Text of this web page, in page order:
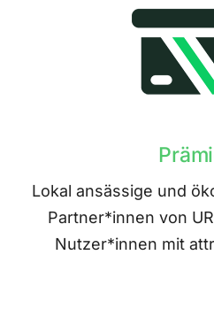
Lokal ansässige und
Partner*innen von
Nutzer*innen mit